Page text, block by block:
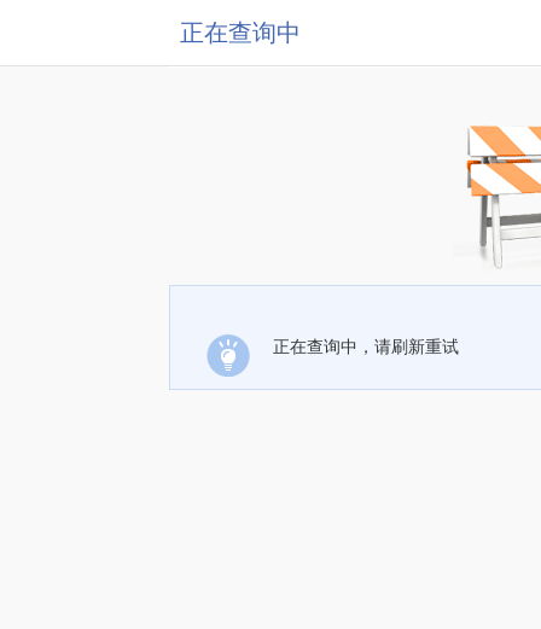
正在查询中
正在查询中，请刷新重试